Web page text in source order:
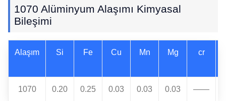
1070 Alüminyum Alaşımı Kimyasal
Bileşimi
Alaşım Si Fe Cu Mn Mg cr
1070 0.20 0.25 0.03 0.03 0.03 ——